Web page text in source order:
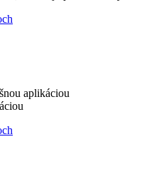
aplikáciou